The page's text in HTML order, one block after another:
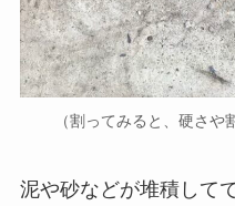
（割ってみると、硬さや
泥や砂などが堆積して